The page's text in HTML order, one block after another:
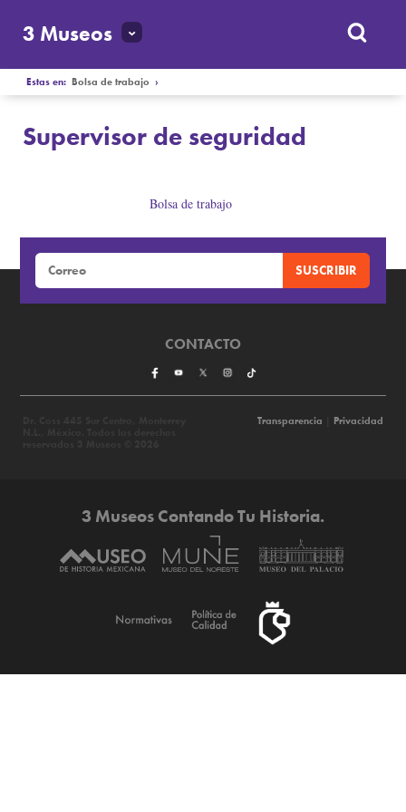
3 Museos
Estas en:Bolsa de trabajo ›
Supervisor de seguridad
Bolsa de trabajo
Supervisor de seguridad
CONTACTO
Transparencia Privacidad
3 Museos Contando Tu Historia.